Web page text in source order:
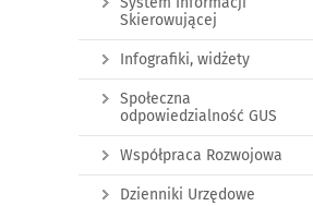
Skierowującej
Infografiki, widżety
Społeczna
odpowiedzialność GUS
Współpraca Rozwojowa
Dzienniki Urzędowe